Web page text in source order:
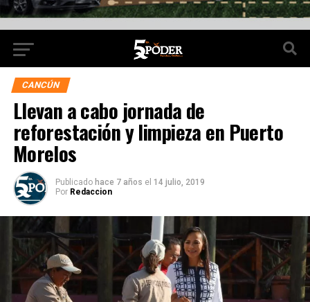
CANCÚN
Llevan a cabo jornada de
reforestación y limpieza en Puerto
Morelos
Publicado hace 7 años el 14 julio, 2019
Por Redaccion